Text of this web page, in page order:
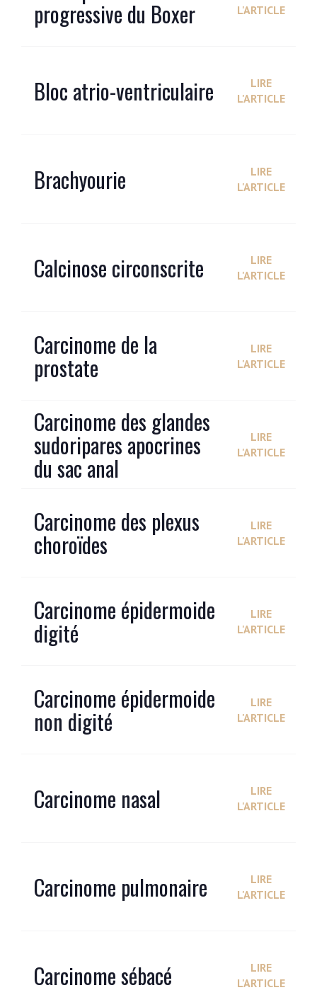
progressive du Boxer
L'ARTICLE
Bloc atrio-ventriculaire
LIRE
L'ARTICLE
Brachyourie
LIRE
L'ARTICLE
Calcinose circonscrite
LIRE
L'ARTICLE
Carcinome de la
prostate
LIRE
L'ARTICLE
Carcinome des glandes
sudoripares apocrines
du sac anal
LIRE
L'ARTICLE
Carcinome des plexus
choroïdes
LIRE
L'ARTICLE
Carcinome épidermoide
digité
LIRE
L'ARTICLE
Carcinome épidermoide
non digité
LIRE
L'ARTICLE
Carcinome nasal
LIRE
L'ARTICLE
Carcinome pulmonaire
LIRE
L'ARTICLE
Carcinome sébacé
LIRE
L'ARTICLE